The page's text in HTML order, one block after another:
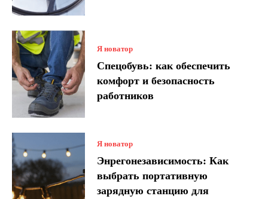
Я новатор
Спецобувь: как обеспечить
комфорт и безопасность
работников
Я новатор
Энрегонезависимость: Как
выбрать портативную
зарядную станцию для